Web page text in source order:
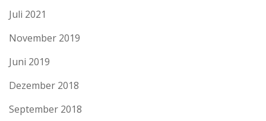
Juli 2021
November 2019
Juni 2019
Dezember 2018
September 2018